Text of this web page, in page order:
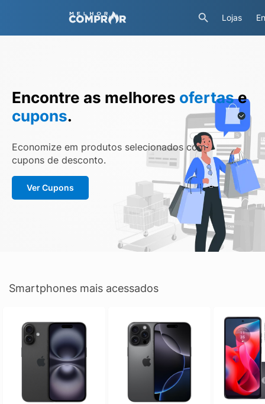
Lojas
Encontre as melhores ofertase
cupons.
Economize em produtos selecionados com
cupons de desconto.
Ver Cupons
Smartphones mais acessados